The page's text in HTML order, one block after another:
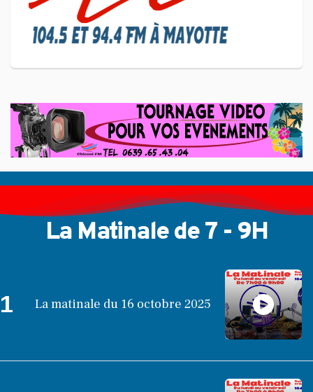
L'association Marovoanio et
Reska NI Kalamu pour la
Langue KIBOSI
La Matinale de 7 - 9H
1 La matinale du 16 octobre 2025